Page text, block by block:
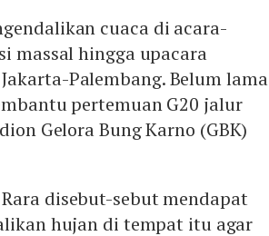
cuaca di acara-
massal hingga upacara
Palembang. Belum lama
pertemuan G20 jalur
Gelora Bung Karno (GBK)
disebut-sebut mendapat
hujan di tempat itu agar